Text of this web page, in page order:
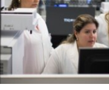
HẢI NGOẠI
BẦU CỬ 2024
TRANH TẠI DẢI GAZA
ĐAI & CON ĐƯỜNG